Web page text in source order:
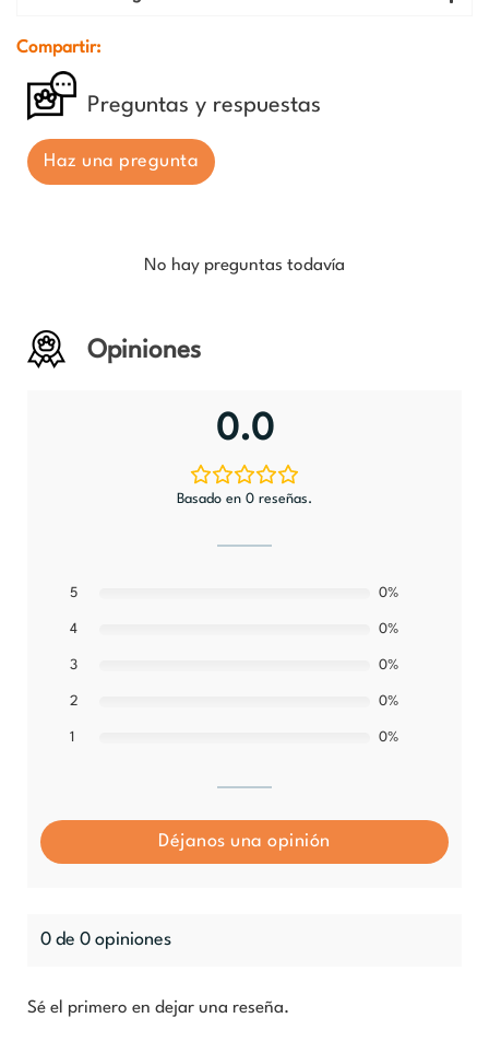
Compartir:
Preguntas y respuestas
Haz una pregunta
No hay preguntas todavía
Opiniones
0.0
Basado en 0 reseñas.
5 0%
4 0%
3 0%
2 0%
1 0%
Déjanos una opinión
0 de 0 opiniones
Sé el primero en dejar una reseña.